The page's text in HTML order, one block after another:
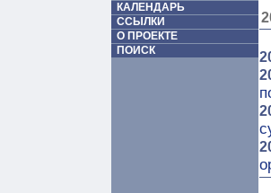
КАЛЕНДАРЬ
ССЫЛКИ
О ПРОЕКТЕ
ПОИСК